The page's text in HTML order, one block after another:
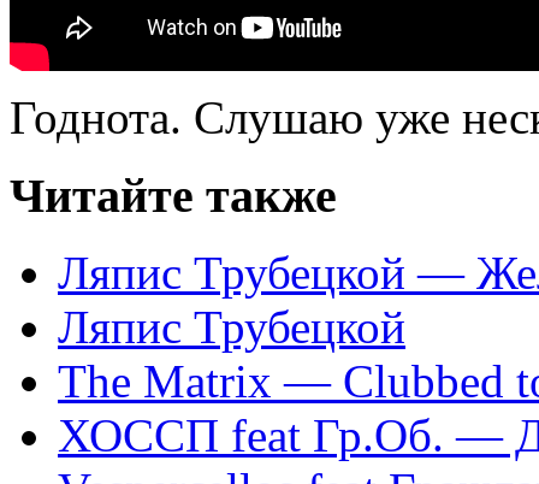
Годнота. Слушаю уже
Читайте также
Ляпис Трубецкой —
Ляпис Трубецкой
The Matrix — Clubbed
ХОССП feat Гр.Об. —